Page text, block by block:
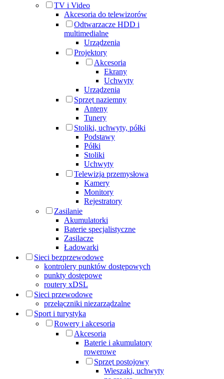
TV i Video
Akcesoria do telewizorów
Odtwarzacze HDD i
multimedialne
Urządzenia
Projektory
Akcesoria
Ekrany
Uchwyty
Urządzenia
Sprzęt naziemny
Anteny
Tunery
Stoliki, uchwyty, półki
Podstawy
Półki
Stoliki
Uchwyty
Telewizja przemysłowa
Kamery
Monitory
Rejestratory
Zasilanie
Akumulatorki
Baterie specjalistyczne
Zasilacze
Ładowarki
Sieci bezprzewodowe
kontrolery punktów dostępowych
punkty dostępowe
routery xDSL
Sieci przewodowe
przełączniki niezarządzalne
Sport i turystyka
Rowery i akcesoria
Akcesoria
Baterie i akumulatory
rowerowe
Sprzęt postojowy
Wieszaki, uchwyty